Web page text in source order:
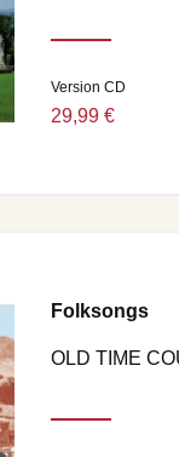
Version CD
29,99 €
Folksongs
OLD TIME